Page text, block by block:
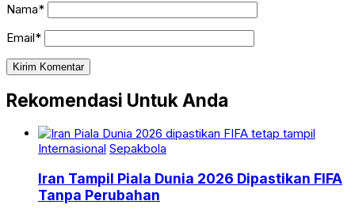
Nama*
Email*
Rekomendasi Untuk Anda
Internasional Sepakbola
Iran Tampil Piala Dunia 2026 Dipastikan FIFA
Tanpa Perubahan